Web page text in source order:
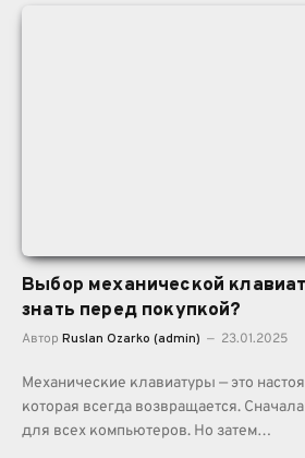
Выбор механической
знать перед покупкой?
Автор Ruslan Ozarko (admin) 23.01.2025
Механические клавиатуры — это
которая всегда возвращается.
для всех компьютеров. Но затем…